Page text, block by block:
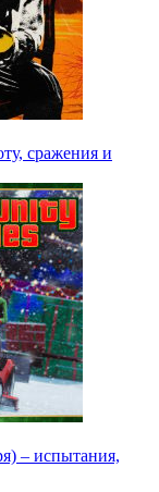
сражения и
– испытания,